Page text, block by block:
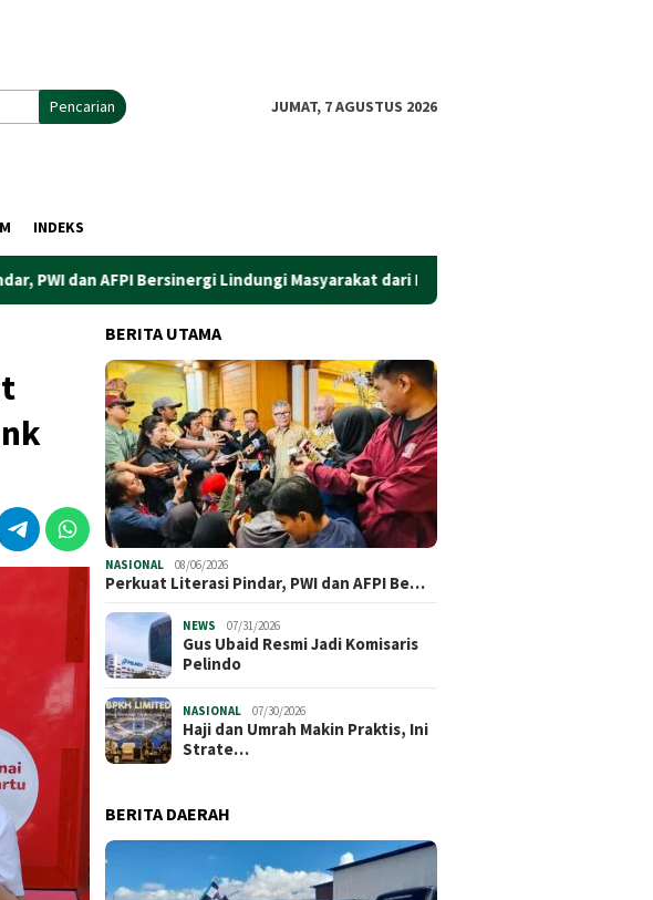
Pencarian JUMAT, 7 AGUSTUS 2026
INDEKS
Bersinergi Lindungi Masyarakat dari Pinjol Ilegal
BERITA UTAMA
NASIONAL 08/06/2026
Perkuat Literasi Pindar, PWI dan AFPI Be…
NEWS 07/31/2026
​Gus Ubaid Resmi Jadi Komisaris
Pelindo
NASIONAL 07/30/2026
Haji dan Umrah Makin Praktis, Ini
Strate…
BERITA DAERAH